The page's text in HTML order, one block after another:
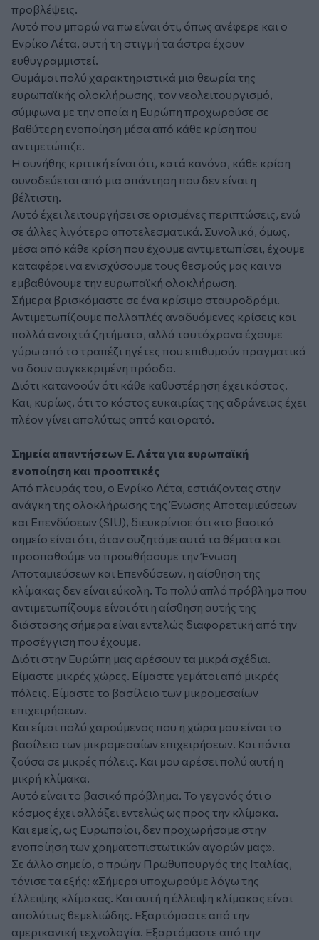
προβλέψεις.
Αυτό που μπορώ να πω είναι ότι, όπως ανέφερε και ο
Ενρίκο Λέτα, αυτή τη στιγμή τα άστρα έχουν
ευθυγραμμιστεί.
Θυμάμαι πολύ χαρακτηριστικά μια θεωρία της
ευρωπαϊκής ολοκλήρωσης, τον νεολειτουργισμό,
σύμφωνα με την οποία η Ευρώπη προχωρούσε σε
βαθύτερη ενοποίηση μέσα από κάθε κρίση που
αντιμετώπιζε.
Η συνήθης κριτική είναι ότι, κατά κανόνα, κάθε κρίση
συνοδεύεται από μια απάντηση που δεν είναι η
βέλτιστη.
Αυτό έχει λειτουργήσει σε ορισμένες περιπτώσεις, ενώ
σε άλλες λιγότερο αποτελεσματικά. Συνολικά, όμως,
μέσα από κάθε κρίση που έχουμε αντιμετωπίσει, έχουμε
καταφέρει να ενισχύσουμε τους θεσμούς μας και να
εμβαθύνουμε την ευρωπαϊκή ολοκλήρωση.
Σήμερα βρισκόμαστε σε ένα κρίσιμο σταυροδρόμι.
Αντιμετωπίζουμε πολλαπλές αναδυόμενες κρίσεις και
πολλά ανοιχτά ζητήματα, αλλά ταυτόχρονα έχουμε
γύρω από το τραπέζι ηγέτες που επιθυμούν πραγματικά
να δουν συγκεκριμένη πρόοδο.
Διότι κατανοούν ότι κάθε καθυστέρηση έχει κόστος.
Και, κυρίως, ότι το κόστος ευκαιρίας της αδράνειας έχει
πλέον γίνει απολύτως απτό και ορατό.
Σημεία απαντήσεων Ε. Λέτα για ευρωπαϊκή
ενοποίηση και προοπτικές
Από πλευράς του, ο Ενρίκο Λέτα, εστιάζοντας στην
ανάγκη της ολοκλήρωσης της Ένωσης Αποταμιεύσεων
και Επενδύσεων (SIU), διευκρίνισε ότι «το βασικό
σημείο είναι ότι, όταν συζητάμε αυτά τα θέματα και
προσπαθούμε να προωθήσουμε την Ένωση
Αποταμιεύσεων και Επενδύσεων, η αίσθηση της
κλίμακας δεν είναι εύκολη. Το πολύ απλό πρόβλημα που
αντιμετωπίζουμε είναι ότι η αίσθηση αυτής της
διάστασης σήμερα είναι εντελώς διαφορετική από την
προσέγγιση που έχουμε.
Διότι στην Ευρώπη μας αρέσουν τα μικρά σχέδια.
Είμαστε μικρές χώρες. Είμαστε γεμάτοι από μικρές
πόλεις. Είμαστε το βασίλειο των μικρομεσαίων
επιχειρήσεων.
Και είμαι πολύ χαρούμενος που η χώρα μου είναι το
βασίλειο των μικρομεσαίων επιχειρήσεων. Και πάντα
ζούσα σε μικρές πόλεις. Και μου αρέσει πολύ αυτή η
μικρή κλίμακα.
Αυτό είναι το βασικό πρόβλημα. Το γεγονός ότι ο
κόσμος έχει αλλάξει εντελώς ως προς την κλίμακα.
Και εμείς, ως Ευρωπαίοι, δεν προχωρήσαμε στην
ενοποίηση των χρηματοπιστωτικών αγορών μας».
Σε άλλο σημείο, ο πρώην Πρωθυπουργός της Ιταλίας,
τόνισε τα εξής: «Σήμερα υποχωρούμε λόγω της
έλλειψης κλίμακας. Και αυτή η έλλειψη κλίμακας είναι
απολύτως θεμελιώδης. Εξαρτόμαστε από την
αμερικανική τεχνολογία. Εξαρτόμαστε από την